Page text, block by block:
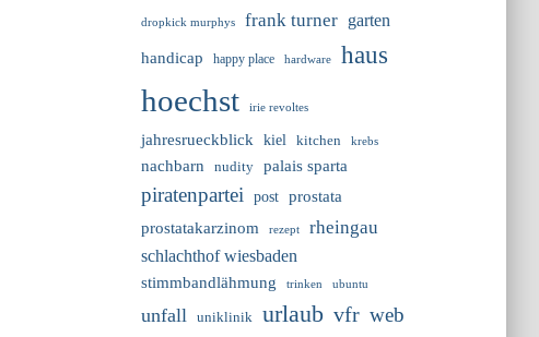
dropkick murphys frank turner
garten
handicap
happy place hardware haus
hoechst irie revoltes
jahresrueckblick kiel kitchen krebs
nachbarn nudity palais sparta
piratenpartei post
prostata
prostatakarzinom
rezept rheingau
schlachthof wiesbaden
stimmbandlähmung trinken ubuntu
unfall uniklinik urlaub vfr web